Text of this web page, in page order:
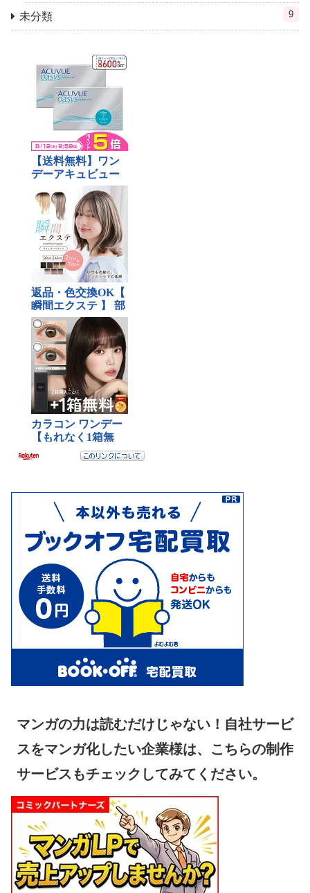
未分類 9
マンガの力は読むだけじゃない！自社サービ
スをマンガ化したい企業様は、こちらの制作
サービスもチェックしてみてください。